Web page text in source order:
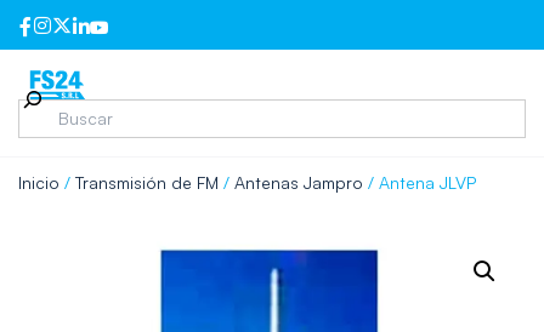
Inicio / Transmisión de FM / Antenas Jampro / Antena JLVP